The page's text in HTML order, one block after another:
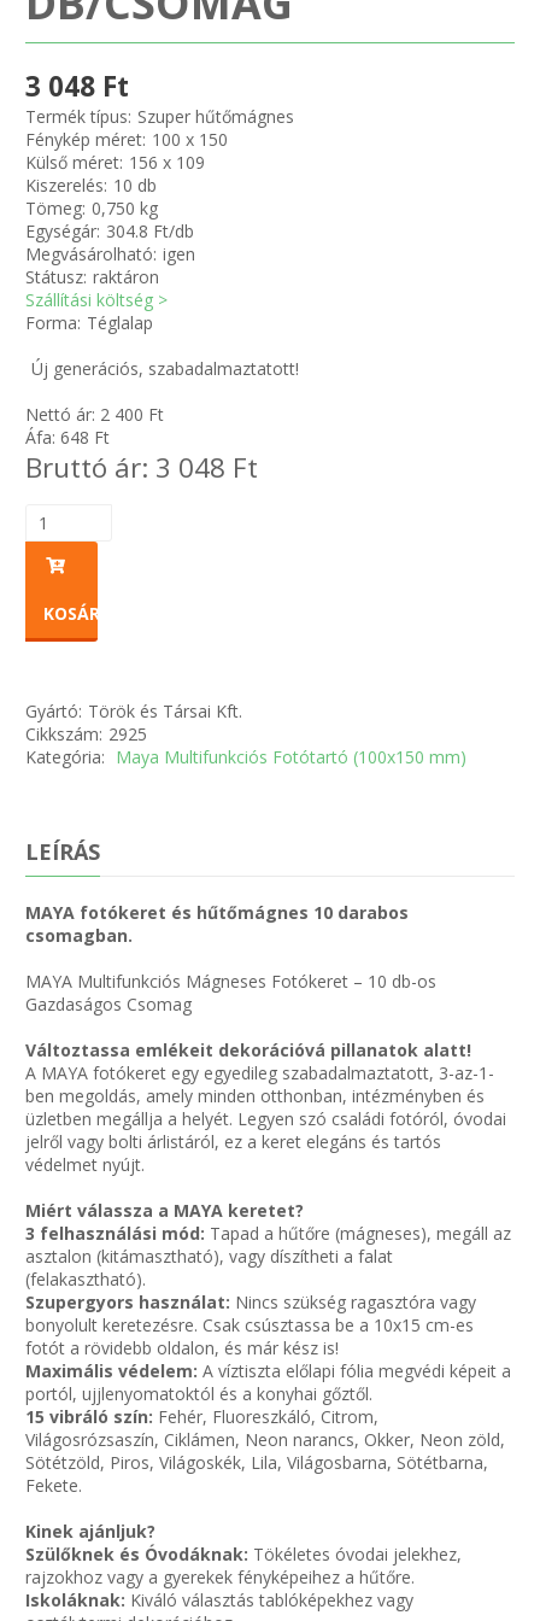
KÁBELVEZETŐ GUMI - HATÁROLÓK
SIMÍTÓZÁRAS TASAK
TÖMLŐBILINCS
LEÉRTÉKELT-MARADÉK ANYAGOK
3 048 Ft
Termék típus: Szuper hűtőmágnes
Fénykép méret: 100 x 150
Külső méret: 156 x 109
Kiszerelés: 10 db
Tömeg: 0,750 kg
Egységár: 304.8 Ft/db
Megvásárolható: igen
Státusz: raktáron
Szállítási költség >
Forma: Téglalap
Új generációs, szabadalmaztatott!
Nettó ár: 2 400 Ft
Áfa:648 Ft
Bruttó ár: 3 048 Ft
KOSÁRBA
Gyártó: Török és Társai Kft.
Cikkszám: 2925
Kategória: Maya Multifunkciós Fotótartó (100x150 mm)
LEÍRÁS
MAYA fotókeret és hűtőmágnes 10 darabos
csomagban.
MAYA Multifunkciós Mágneses Fotókeret – 10 db-os
Gazdaságos Csomag
Változtassa emlékeit dekorációvá pillanatok alatt!
A MAYA fotókeret egy egyedileg szabadalmaztatott, 3-az-1-
ben megoldás, amely minden otthonban, intézményben és
üzletben megállja a helyét. Legyen szó családi fotóról, óvodai
jelről vagy bolti árlistáról, ez a keret elegáns és tartós
védelmet nyújt.
Miért válassza a MAYA keretet?
3 felhasználási mód: Tapad a hűtőre (mágneses), megáll az
asztalon (kitámasztható), vagy díszítheti a falat
(felakasztható).
Szupergyors használat: Nincs szükség ragasztóra vagy
bonyolult keretezésre. Csak csúsztassa be a 10x15 cm-es
fotót a rövidebb oldalon, és már kész is!
Maximális védelem:A víztiszta előlapi fólia megvédi képeit a
portól, ujjlenyomatoktól és a konyhai gőztől.
15 vibráló szín: Fehér, Fluoreszkáló, Citrom,
Világosrózsaszín, Ciklámen, Neon narancs, Okker, Neon zöld,
Sötétzöld, Piros, Világoskék, Lila, Világosbarna, Sötétbarna,
Fekete.
Kinek ajánljuk?
Szülőknek és Óvodáknak: Tökéletes óvodai jelekhez,
rajzokhoz vagy a gyerekek fényképeihez a hűtőre.
Iskoláknak: Kiváló választás tablóképekhez vagy